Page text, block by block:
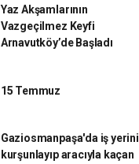
Yaz Akşamlarının
Vazgeçilmez Keyfi
Arnavutköy’de Başladı
15 Temmuz
Gaziosmanpaşa'da iş yerini
kurşunlayıp aracıyla kaçan